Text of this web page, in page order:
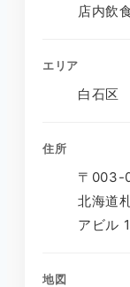
店内飲
エリア
白石区
住所
〒003-
北海道
アビル
地図